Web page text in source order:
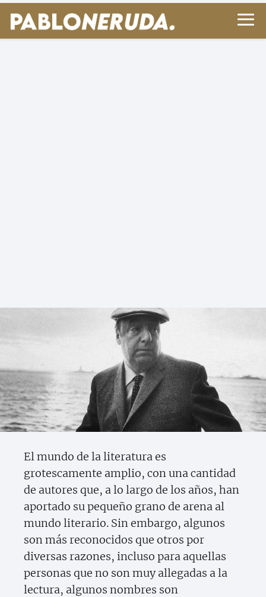
Biografía de Pablo Neruda
El mundo de la literatura es
grotescamente amplio, con una cantidad
de autores que, a lo largo de los años, han
aportado su pequeño grano de arena al
mundo literario. Sin embargo, algunos
son más reconocidos que otros por
diversas razones, incluso para aquellas
personas que no son muy allegadas a la
lectura, algunos nombres son